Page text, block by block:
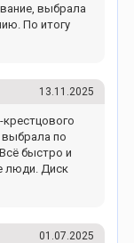
выбрала
По итогу
13.11.2025
выбрала по
быстро и
люди. Диск
01.07.2025